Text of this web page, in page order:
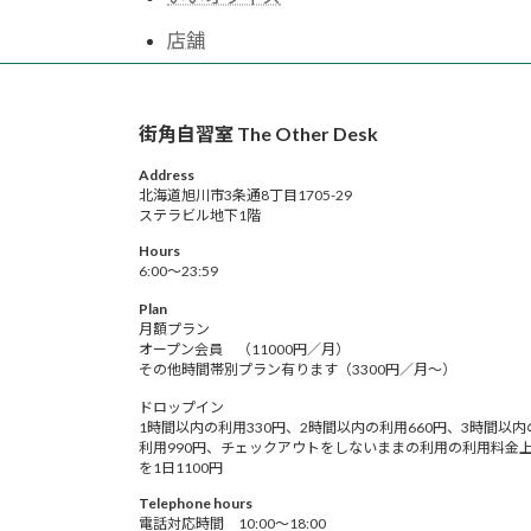
店舗
街角自習室 The Other Desk
Address
北海道旭川市3条通8丁目1705-29
ステラビル地下1階
Hours
6:00～23:59
Plan
月額プラン
オープン会員 （11000円／月）
その他時間帯別プラン有ります（3300円／月～）
ドロップイン
1時間以内の利用330円、2時間以内の利用660円、3時間以内
利用990円、チェックアウトをしないままの利用の利用料金
を1日1100円
Telephone hours
電話対応時間 10:00～18:00